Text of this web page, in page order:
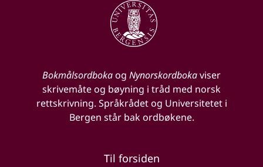
Bokmålsordbokaog Nynorskordbokaviser
skrivemåte og bøyning i tråd med norsk
rettskrivning. Språkrådet og Universitetet i
Bergen står bak ordbøkene.
Til forsiden